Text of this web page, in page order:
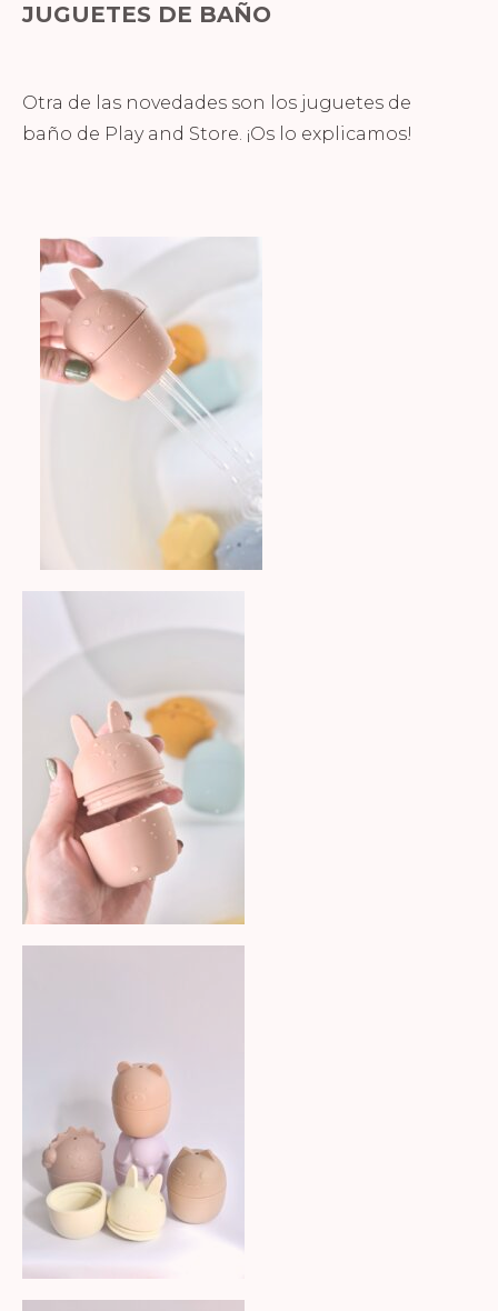
JUGUETES DE BAÑO
Otra de las novedades son los juguetes de
baño de Play and Store. ¡Os lo explicamos!